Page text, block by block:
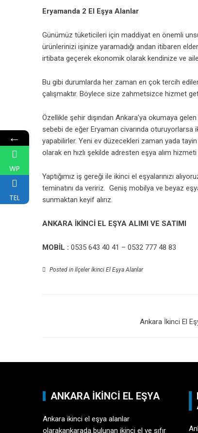
Eryamanda 2 El Eşya Alanlar
Günümüz tüketicileri için maddiyat en önemli
ürünlerinizi işinize yaramadığı andan itibaren
irtibata geçerek ekonomik olarak kendinize ve
Bu gibi durumlarda her zaman en çok tercih
çalışmaktır. Böylece size zahmetsizce hizmet
Özellikle şehir dışından Ankara’ya okumaya
sebebi de eğer Eryaman civarında oturuyorlarsa
yapabilirler. Yeni ev düzecekleri zaman yada
olarak en hızlı şekilde adresten eşya alım hizmeti
Yaptığımız iş gereği ile ikinci el eşyalarınızı
teminatını da veririz. Geniş mobilya ve beyaz
sunmaktan keyif alırız.
ANKARA İKİNCİ EL EŞYA ALIMI VE SATIMI
MOBİL : 0535 643 40 41 – 0532 777 48 83
Posted in İlçeler İkinci El Eşya Alanlar
Ankara İkinci El
ANKARA İKINCI EL EŞYA
Ankara ikinci el eşya alanlar
olarakankarada bulunan ikinci el ve sıfır
←
WP
TEL